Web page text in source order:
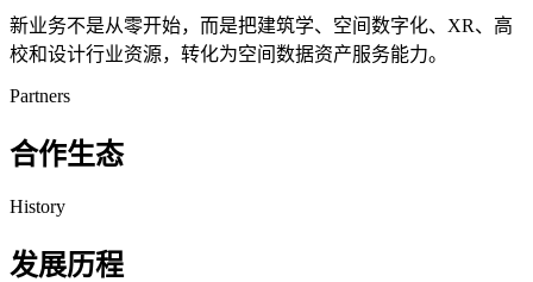
新业务不是从零开始，而是把建筑学、空间数字化、XR、高
校和设计行业资源，转化为空间数据资产服务能力。
Partners
合作生态
History
发展历程